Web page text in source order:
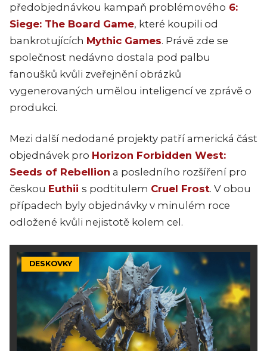
předobjednávkou kampaň problémového 6:
Siege: The Board Game, které koupili od
bankrotujících Mythic Games. Právě zde se
společnost nedávno dostala pod palbu
fanoušků kvůli zveřejnění obrázků
vygenerovaných umělou inteligencí ve zprávě o
produkci.
Mezi další nedodané projekty patří americká část
objednávek pro Horizon Forbidden West:
Seeds of Rebellion a posledního rozšíření pro
českou Euthii s podtitulem Cruel Frost. V obou
případech byly objednávky v minulém roce
odložené kvůli nejistotě kolem cel.
DESKOVKY